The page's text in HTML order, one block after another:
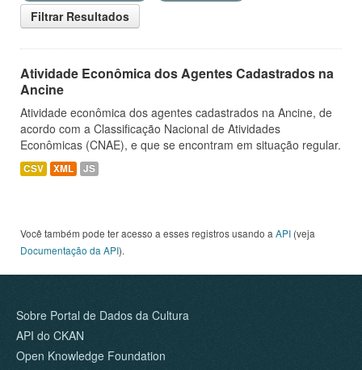
Filtrar Resultados
Atividade Econômica dos Agentes Cadastrados na
Ancine
Atividade econômica dos agentes cadastrados na Ancine, de
acordo com a Classificação Nacional de Atividades
Econômicas (CNAE), e que se encontram em situação regular.
CSV XML JS
Você também pode ter acesso a esses registros usando a API (veja
Documentação da API).
Sobre Portal de Dados da Cultura
API do CKAN
Open Knowledge Foundation